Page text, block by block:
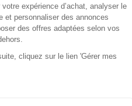
expérience d’achat, analyser le
et personnaliser des annonces
des offres adaptées selon vos
cliquez sur le lien 'Gérer mes